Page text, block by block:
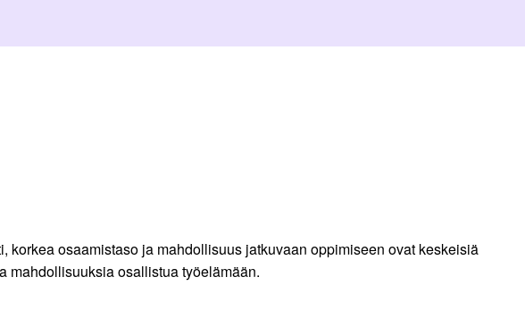
osaamistaso ja mahdollisuus jatkuvaan oppimiseen ovat keskeisiä
mahdollisuuksia osallistua työelämään.